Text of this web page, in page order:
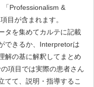
「Professionalism &
目が含まれます。
タを集めてカルテに記載
できるか、Interpretorは
解の基に解釈してまとめ
項目では実際の患者さん
てて、説明・指導するこ